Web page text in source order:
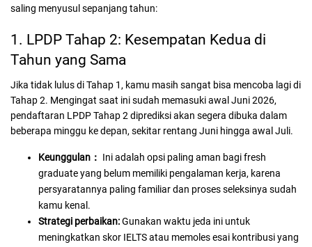
saling menyusul sepanjang tahun:
1. LPDP Tahap 2: Kesempatan Kedua di
Tahun yang Sama
Jika tidak lulus di Tahap 1, kamu masih sangat bisa mencoba lagi di
Tahap 2. Mengingat saat ini sudah memasuki awal Juni 2026,
pendaftaran LPDP Tahap 2 diprediksi akan segera dibuka dalam
beberapa minggu ke depan, sekitar rentang Juni hingga awal Juli.
Keunggulan： Ini adalah opsi paling aman bagi fresh
graduate yang belum memiliki pengalaman kerja, karena
persyaratannya paling familiar dan proses seleksinya sudah
kamu kenal.
Strategi perbaikan:Gunakan waktu jeda ini untuk
meningkatkan skor IELTS atau memoles esai kontribusi yang